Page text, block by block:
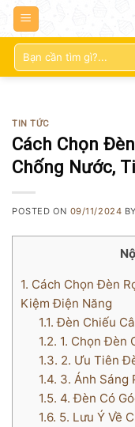
Tìm
kiếm:
TIN TỨC
Cách Chọn
Chống Nước,
POSTED ON 09/11/2024
1. Cách Chọn Đèn
Kiệm Điện Năng
1.1. Đèn Chiếu
1.2. 1. Chọn Đèn
1.3. 2. Ưu Tiên
1.4. 3. Ánh Sáng
1.5. 4. Đèn Có
1.6. 5. Lưu Ý Về